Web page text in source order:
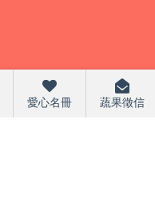
愛心名冊 蔬果徵信